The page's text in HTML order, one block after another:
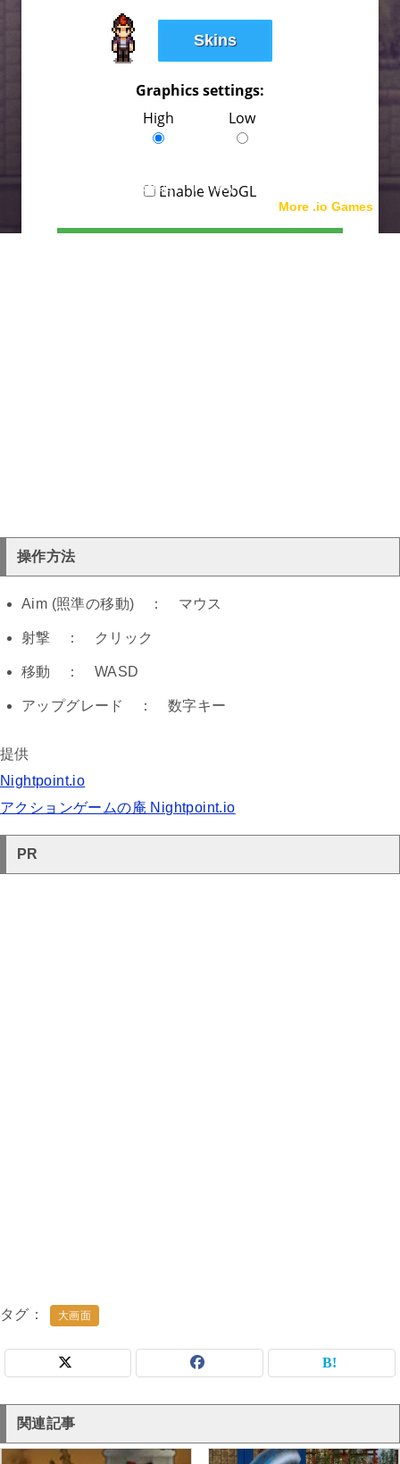
操作方法
Aim (照準の移動) ： マウス
射撃 ： クリック
移動 ： WASD
アップグレード ： 数字キー
提供
Nightpoint.io
アクションゲームの庵 Nightpoint.io
PR
タグ 大画面
関連記事